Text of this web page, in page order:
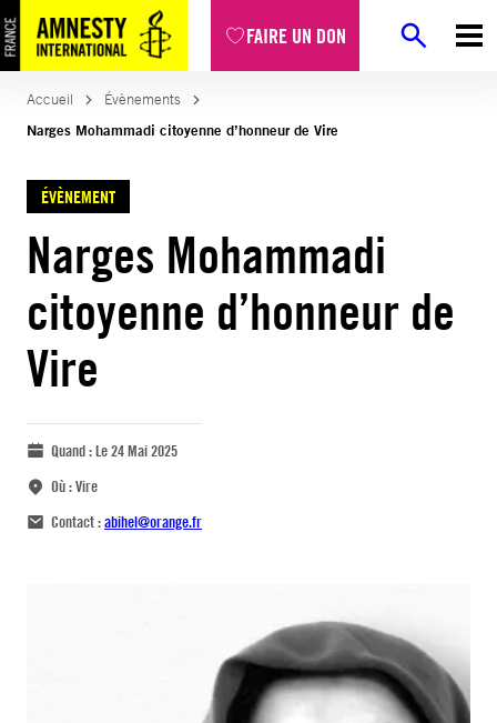
FAIRE UN DON
Accueil
Évènements
Narges Mohammadi citoyenne d’honneur de Vire
ÉVÈNEMENT
Narges Mohammadi
citoyenne d’honneur de
Vire
Quand :Le 24 Mai 2025
Où :Vire
Contact :abihel@orange.fr